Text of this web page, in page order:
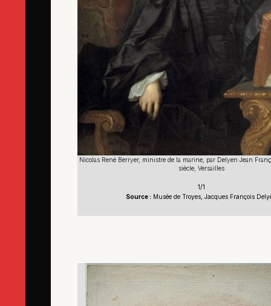
Nicolas René Berryer, ministre de la marine, par Delyen Jean
siècle, Versailles
1/1
Source : Musée de Troyes, Jacques François